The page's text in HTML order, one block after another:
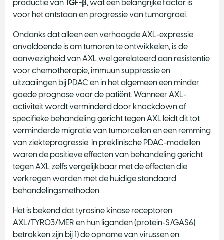
productie vanTGF-β, wat een belangrijke factor is
voor het ontstaan en progressie van tumorgroei.
Ondanks dat alleen een verhoogde AXL-expressie
onvoldoende is om tumoren te ontwikkelen, is de
aanwezigheid van AXL wel gerelateerd aan resistentie
voor chemotherapie, immuun suppressie en
uitzaaiingen bij PDAC en in het algemeen een minder
goede prognose voor de patiënt. Wanneer AXL-
activiteit wordt verminderd door knockdown of
specifieke behandeling gericht tegen AXL leidt dit tot
verminderde migratie van tumorcellen en een remming
van ziekteprogressie. In preklinische PDAC-modellen
waren de positieve effecten van behandeling gericht
tegen AXL zelfs vergelijkbaar met de effecten die
verkregen worden met de huidige standaard
behandelingsmethoden.
Het is bekend dat tyrosine kinase receptoren
AXL/TYRO3/MER en hun liganden (protein-S/GAS6)
betrokken zijn bij 1) de opname van virussen en